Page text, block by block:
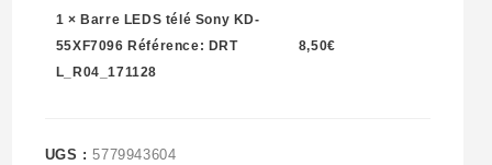
Référence:
DRT
L_R04_171128
1 × Barre LEDS télé Sony KD-
55XF7096 Référence: DRT
L_R04_171128
8,50€
UGS :5779943604